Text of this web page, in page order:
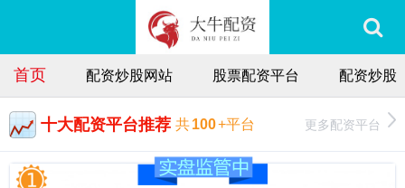
首页 配资炒股网站 股票配资平台 配资炒股
十大配资平台推荐 共100+平台 更多配资平台